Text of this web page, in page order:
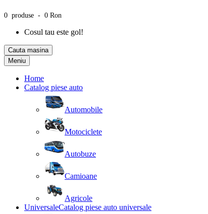
0 produse - 0 Ron
Cosul tau este gol!
Cauta masina
Meniu
Home
Catalog piese auto
Automobile
Motociclete
Autobuze
Camioane
Agricole
UniversaleCatalog piese auto universale